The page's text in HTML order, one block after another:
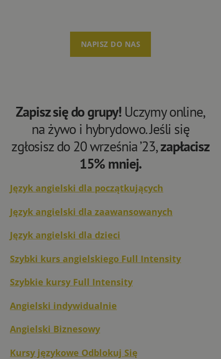
NAPISZ DO NAS
Zapisz się do grupy! Uczymy online,
na żywo i hybrydowo. Jeśli się
zgłosisz do 20 września ’23,zapłacisz
15% mniej.
Język angielski dla początkujących
Język angielski dla zaawansowanych
Język angielski dla dzieci
Szybki kurs angielskiego Full Intensity
Szybkie kursy Full Intensity
Angielski indywidualnie
Angielski Biznesowy
Kursy językowe Odblokuj Się